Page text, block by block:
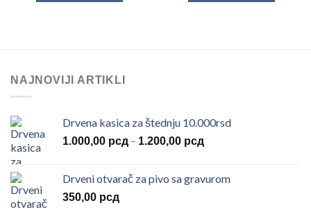
NAJNOVIJI ARTIKLI
Drvena kasica za štednju 10.000rsd
1.000,00 рсд – 1.200,00 рсд
1.000,00 рсд
Drveni otvarač za pivo sa gravurom
350,00 рсд